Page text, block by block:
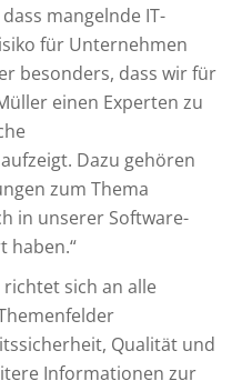
mangelnde IT-
für Unternehmen
besonders, dass wir für
einen Experten zu
Dazu gehören
zum Thema
in unserer Software-
haben.“
sich an alle
Qualität und
Informationen zur